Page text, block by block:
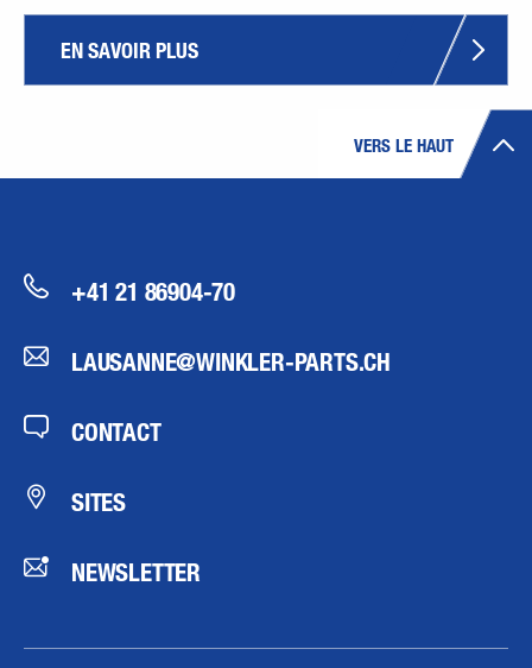
EN SAVOIR PLUS
VERS LE HAUT
+41 21 86904-70
LAUSANNE@WINKLER-PARTS.CH
CONTACT
SITES
NEWSLETTER